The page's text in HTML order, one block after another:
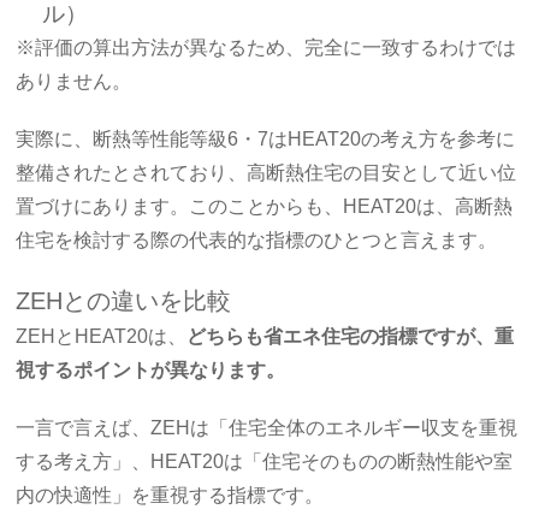
ル）
※評価の算出方法が異なるため、完全に一致するわけでは
ありません。
実際に、断熱等性能等級6・7はHEAT20の考え方を参考に
整備されたとされており、高断熱住宅の目安として近い位
置づけにあります。このことからも、HEAT20は、高断熱
住宅を検討する際の代表的な指標のひとつと言えます。
ZEHとの違いを比較
ZEHとHEAT20は、 どちらも省エネ住宅の指標ですが、重
視するポイントが異なります。
一言で言えば、ZEHは「住宅全体のエネルギー収支を重視
する考え方」、HEAT20は「住宅そのものの断熱性能や室
内の快適性」を重視する指標です。